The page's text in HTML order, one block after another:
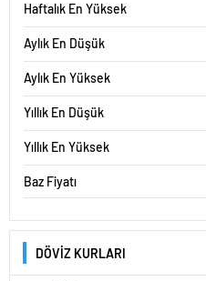
Haftalık En Yüksek
Aylık En Düşük
Aylık En Yüksek
Yıllık En Düşük
Yıllık En Yüksek
Baz Fiyatı
DÖVİZ KURLARI